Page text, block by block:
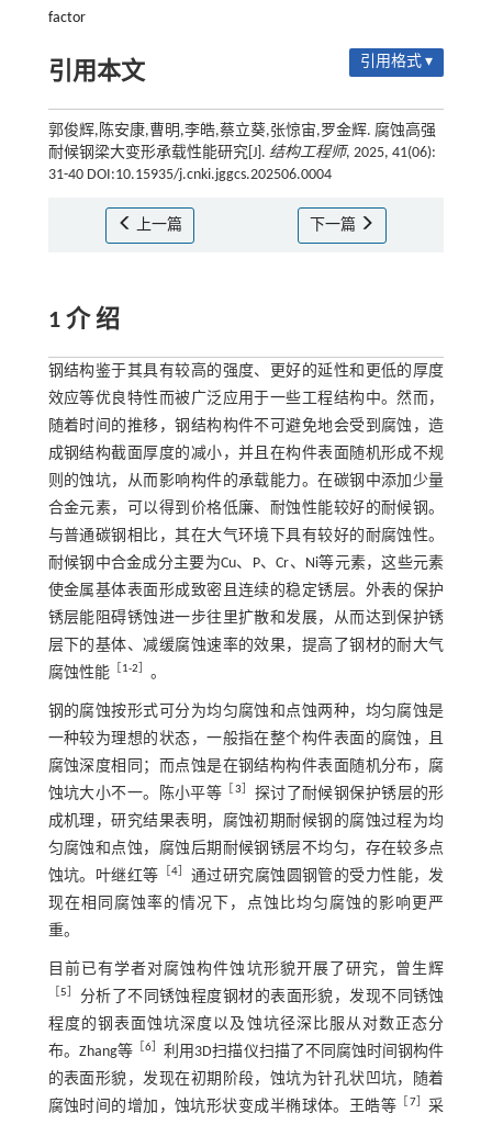
factor
引用本文 引用格式 ▾
郭俊辉,陈安康,曹明,李皓,蔡立葵,张惊宙,罗金辉. 腐蚀高强
耐候钢梁大变形承载性能研究[J]. 结构工程师, 2025, 41(06):
31-40 DOI:10.15935/j.cnki.jggcs.202506.0004
上一篇 下一篇
1 介 绍
钢结构鉴于其具有较高的强度、更好的延性和更低的厚度
效应等优良特性而被广泛应用于一些工程结构中。然而，
随着时间的推移，钢结构构件不可避免地会受到腐蚀，造
成钢结构截面厚度的减小，并且在构件表面随机形成不规
则的蚀坑，从而影响构件的承载能力。在碳钢中添加少量
合金元素，可以得到价格低廉、耐蚀性能较好的耐候钢。
与普通碳钢相比，其在大气环境下具有较好的耐腐蚀性。
耐候钢中合金成分主要为Cu、P、Cr、Ni等元素，这些元素
使金属基体表面形成致密且连续的稳定锈层。外表的保护
锈层能阻碍锈蚀进一步往里扩散和发展，从而达到保护锈
层下的基体、减缓腐蚀速率的效果，提高了钢材的耐大气
腐蚀性能［ 1-2 。
钢的腐蚀按形式可分为均匀腐蚀和点蚀两种，均匀腐蚀是
一种较为理想的状态，一般指在整个构件表面的腐蚀，且
腐蚀深度相同；而点蚀是在钢结构构件表面随机分布，腐
蚀坑大小不一。陈小平等
3
探讨了耐候钢保护锈层的形
成机理，研究结果表明，腐蚀初期耐候钢的腐蚀过程为均
匀腐蚀和点蚀，腐蚀后期耐候钢锈层不均匀，存在较多点
蚀坑。叶继红等 ［4
通过研究腐蚀圆钢管的受力性能，发
现在相同腐蚀率的情况下，点蚀比均匀腐蚀的影响更严
重。
目前已有学者对腐蚀构件蚀坑形貌开展了研究，曾生辉
［5
分析了不同锈蚀程度钢材的表面形貌，发现不同锈蚀
程度的钢表面蚀坑深度以及蚀坑径深比服从对数正态分
布。Zhang等［ 6］利用3D扫描仪扫描了不同腐蚀时间钢构件
的表面形貌，发现在初期阶段，蚀坑为针孔状凹坑，随着
腐蚀时间的增加，蚀坑形状变成半椭球体。王皓等
7］ 采